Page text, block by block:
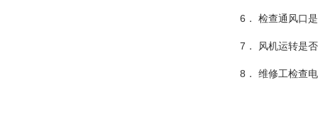
6． 检查通风口
7． 风机运转是
8． 维修工检查